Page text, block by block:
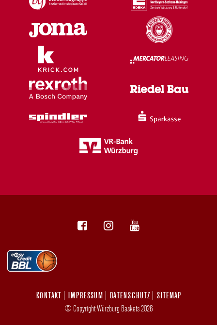
KONTAKT IMPRESSUM DATENSCHUTZ
SITEMAP
© Copyright Würzburg Baskets 2026